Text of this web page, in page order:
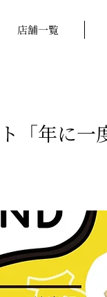
店舗一覧
「年に一